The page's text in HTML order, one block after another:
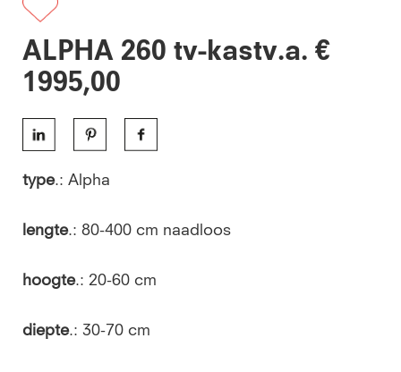
ALPHA 260 tv-kastv.a. €
1995,00
type.: Alpha
lengte.: 80-400 cm naadloos
hoogte.: 20-60 cm
diepte.: 30-70 cm